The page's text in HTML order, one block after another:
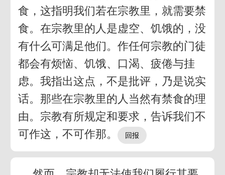
食，这指明我们若在宗教里，就需要禁
食。在宗教里的人是虚空、饥饿的，没
有什么可满足他们。作任何宗教的门徒
都会有烦恼、饥饿、口渴、疲倦与挂
虑。我指出这点，不是批评，乃是说实
话。那些在宗教里的人当然有禁食的理
由。宗教有所规定和要求，告诉我们不
可作这，不可作那。